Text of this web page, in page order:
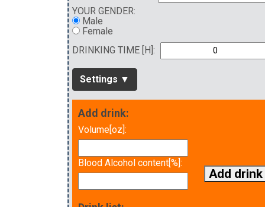
YOUR GENDER:
Male
Female
DRINKING TIME [H]:
Settings ▼
Add drink:
Volume[oz]:
Blood Alcohol content[%]:
Add drink